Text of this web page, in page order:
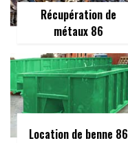
Récupération de
métaux 86
Location de benne 86